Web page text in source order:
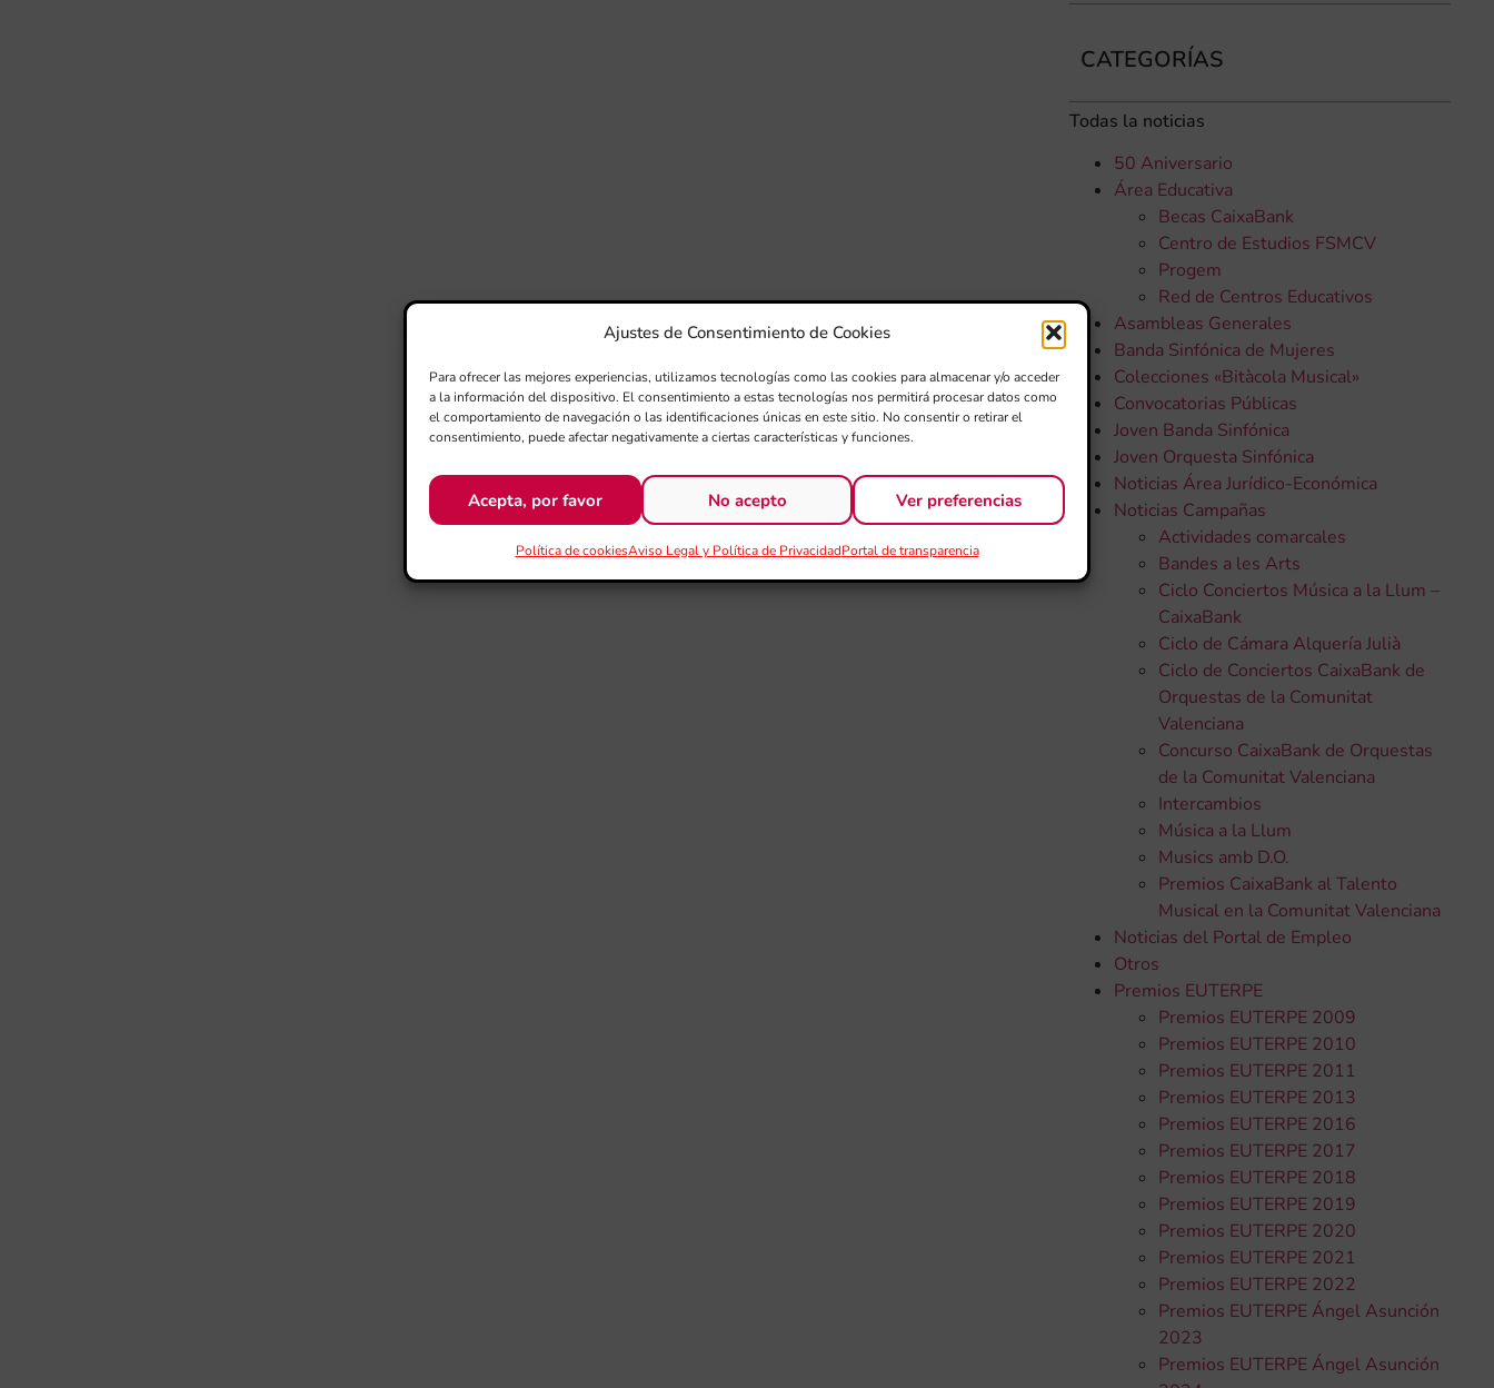
Ajustes de Consentimiento de Cookies
Para ofrecer las mejores experiencias, utilizamos tecnologías como las cookies para almacenar y/o acceder
a la información del dispositivo. El consentimiento a estas tecnologías nos permitirá procesar datos como
el comportamiento de navegación o las identificaciones únicas en este sitio. No consentir o retirar el
consentimiento, puede afectar negativamente a ciertas características y funciones.
Acepta, por favor No acepto Ver preferencias
Política de cookiesAviso Legal y Política de PrivacidadPortal de transparencia
CATEGORÍAS
Todas la noticias
50 Aniversario
Área Educativa
Becas CaixaBank
Centro de Estudios FSMCV
Progem
Red de Centros Educativos
Asambleas Generales
Banda Sinfónica de Mujeres
Colecciones «Bitàcola Musical»
Convocatorias Públicas
Joven Banda Sinfónica
Joven Orquesta Sinfónica
Noticias Área Jurídico-Económica
Noticias Campañas
Actividades comarcales
Bandes a les Arts
Ciclo Conciertos Música a la Llum –
CaixaBank
Ciclo de Cámara Alquería Julià
Ciclo de Conciertos CaixaBank de
Orquestas de la Comunitat
Valenciana
Concurso CaixaBank de Orquestas
de la Comunitat Valenciana
Intercambios
Música a la Llum
Musics amb D.O.
Premios CaixaBank al Talento
Musical en la Comunitat Valenciana
Noticias del Portal de Empleo
Otros
Premios EUTERPE
Premios EUTERPE 2009
Premios EUTERPE 2010
Premios EUTERPE 2011
Premios EUTERPE 2013
Premios EUTERPE 2016
Premios EUTERPE 2017
Premios EUTERPE 2018
Premios EUTERPE 2019
Premios EUTERPE 2020
Premios EUTERPE 2021
Premios EUTERPE 2022
Premios EUTERPE Ángel Asunción
2023
Premios EUTERPE Ángel Asunción